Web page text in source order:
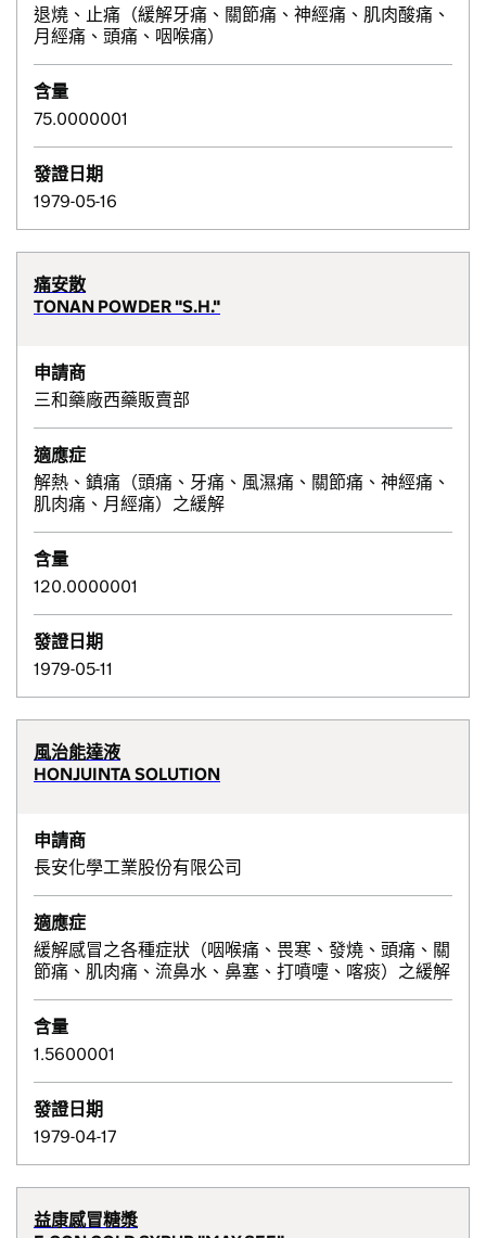
退燒、止痛（緩解牙痛、關節痛、神經痛、肌肉酸痛、
月經痛、頭痛、咽喉痛）
含量
75.0000001
發證日期
1979-05-16
痛安散
TONAN POWDER "S.H."
申請商
三和藥廠西藥販賣部
適應症
解熱、鎮痛（頭痛、牙痛、風濕痛、關節痛、神經痛、
肌肉痛、月經痛）之緩解
含量
120.0000001
發證日期
1979-05-11
風治能達液
HONJUINTA SOLUTION
申請商
長安化學工業股份有限公司
適應症
緩解感冒之各種症狀（咽喉痛、畏寒、發燒、頭痛、關
節痛、肌肉痛、流鼻水、鼻塞、打噴嚏、喀痰）之緩解
含量
1.5600001
發證日期
1979-04-17
益康感冒糖漿